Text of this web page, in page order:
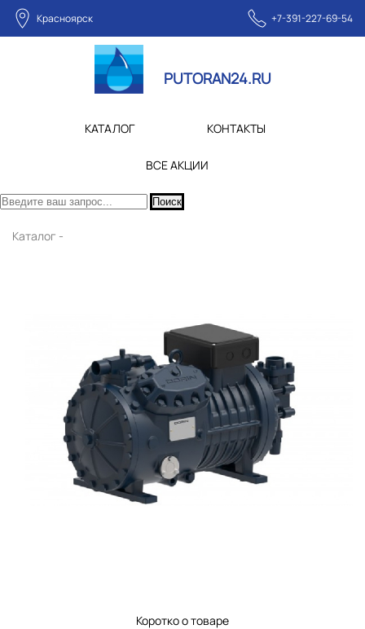
Красноярск +7-391-227-69-54
PUTORAN24.RU
КАТАЛОГ КОНТАКТЫ
ВСЕ АКЦИИ
Поиск
Каталог -
Коротко о товаре